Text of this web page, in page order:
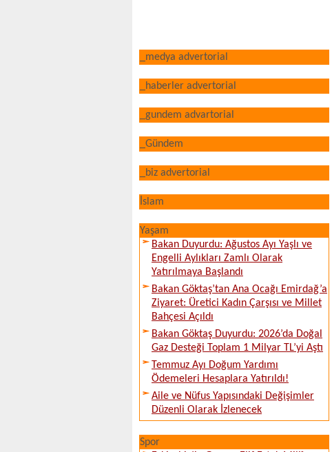
_medya advertorial
_haberler advertorial
_gundem advartorial
_Gündem
_biz advertorial
İslam
Yaşam
Bakan Duyurdu: Ağustos Ayı Yaşlı ve
Engelli Aylıkları Zamlı Olarak
Yatırılmaya Başlandı
Bakan Göktaş’tan Ana Ocağı Emirdağ’a
Ziyaret: Üretici Kadın Çarşısı ve Millet
Bahçesi Açıldı
Bakan Göktaş Duyurdu: 2026’da Doğal
Gaz Desteği Toplam 1 Milyar TL’yi Aştı
Temmuz Ayı Doğum Yardımı
Ödemeleri Hesaplara Yatırıldı!
Aile ve Nüfus Yapısındaki Değişimler
Düzenli Olarak İzlenecek
Spor